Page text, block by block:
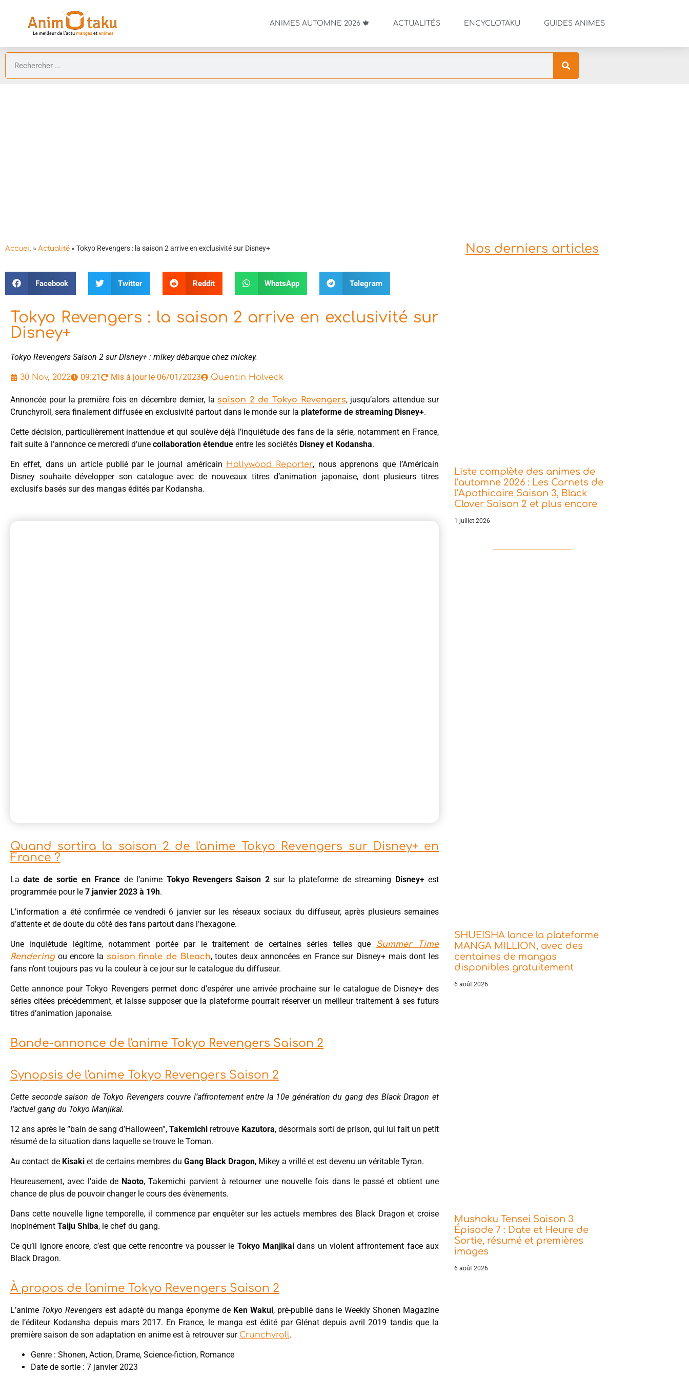
ANIMES AUTOMNE 2026 🍁 ACTUALITÉS ENCYCLOTAKU GUIDES ANIMES
Accueil » Actualité » Tokyo Revengers : la saison 2 arrive en exclusivité sur Disney+
Facebook Twitter Reddit WhatsApp Telegram
Tokyo Revengers : la saison 2 arrive en exclusivité sur
Disney+
Tokyo Revengers Saison 2 sur Disney+ : mikey débarque chez mickey.
30 Nov, 2022 09:21 Mis à jour le 06/01/2023 Quentin Holveck
Annoncée pour la première fois en décembre dernier, la saison 2 de Tokyo Revengers, jusqu’alors attendue sur
Crunchyroll, sera finalement diffusée en exclusivité partout dans le monde sur la plateforme de streaming Disney+.
Cette décision, particulièrement inattendue et qui soulève déjà l’inquiétude des fans de la série, notamment en France,
fait suite à l’annonce ce mercredi d’une collaboration étendue entre les sociétés Disney et Kodansha.
En effet, dans un article publié par le journal américain Hollywood Reporter, nous apprenons que l’Américain
Disney souhaite développer son catalogue avec de nouveaux titres d’animation japonaise, dont plusieurs titres
exclusifs basés sur des mangas édités par Kodansha.
Quand sortira la saison 2 de l'anime Tokyo Revengers sur Disney+ en
France ?
Ladate de sortie en France de l’anime Tokyo Revengers Saison 2sur la plateforme de streaming Disney+est
programmée pour le 7 janvier 2023 à 19h.
L’information a été confirmée ce vendredi 6 janvier sur les réseaux sociaux du diffuseur, après plusieurs semaines
d’attente et de doute du côté des fans partout dans l’hexagone.
Une inquiétude légitime, notamment portée par le traitement de certaines séries telles que
Summer Time
Rendering ou encore la saison finale de Bleach, toutes deux annoncées en France sur Disney+ mais dont les
fans n’ont toujours pas vu la couleur à ce jour sur le catalogue du diffuseur.
Cette annonce pour Tokyo Revengers permet donc d’espérer une arrivée prochaine sur le catalogue de Disney+ des
séries citées précédemment, et laisse supposer que la plateforme pourrait réserver un meilleur traitement à ses futurs
titres d’animation japonaise.
Bande-annonce de l'anime Tokyo Revengers Saison 2
Synopsis de l'anime Tokyo Revengers Saison 2
Cette seconde saison de Tokyo Revengers couvre l’affrontement entre la 10e génération du gang des Black Dragon et
l’actuel gang du Tokyo Manjikai.
12 ans après le “bain de sang d’Halloween”,Takemichi retrouve Kazutora, désormais sorti de prison, qui lui fait un petit
résumé de la situation dans laquelle se trouve le Toman.
Au contact de Kisaki et de certains membres du Gang Black Dragon, Mikey a vrillé et est devenu un véritable Tyran.
Heureusement, avec l’aide de Naoto, Takemichi parvient à retourner une nouvelle fois dans le passé et obtient une
chance de plus de pouvoir changer le cours des évènements.
Dans cette nouvelle ligne temporelle, il commence par enquêter sur les actuels membres des Black Dragon et croise
inopinément Taiju Shiba, le chef du gang.
Ce qu’il ignore encore, c’est que cette rencontre va pousser le Tokyo Manjikai dans un violent affrontement face aux
Black Dragon.
À propos de l'anime Tokyo Revengers Saison 2
L’anime Tokyo Revengers est adapté du manga éponyme de Ken Wakui, pré-publié dans le Weekly Shonen Magazine
de l’éditeur Kodansha depuis mars 2017. En France, le manga est édité par Glénat depuis avril 2019 tandis que la
première saison de son adaptation en anime est à retrouver sur Crunchyroll.
Genre : Shonen, Action, Drame, Science-fiction, Romance
Date de sortie : 7 janvier 2023
Nos derniers articles
Liste complète des animes de
l’automne 2026 : Les Carnets de
l’Apothicaire Saison 3, Black
Clover Saison 2 et plus encore
1 juillet 2026
SHUEISHA lance la plateforme
MANGA MILLION, avec des
centaines de mangas
disponibles gratuitement
6 août 2026
Mushoku Tensei Saison 3
Épisode 7 : Date et Heure de
Sortie, résumé et premières
images
6 août 2026